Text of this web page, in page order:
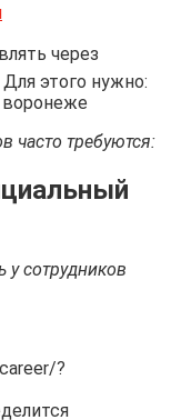
через
этого нужно:
воронеже
часто требуются:
у сотрудников
?